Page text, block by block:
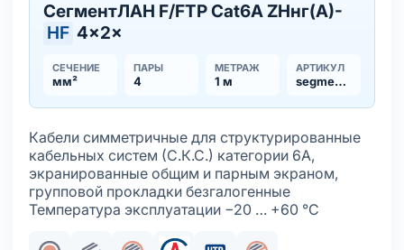
СегментЛАН F/FTP Cat6A ZHнг(А)-
HF 4×2×
СЕЧЕНИЕ
мм²
ПАРЫ
4
МЕТРАЖ
1 м
АРТИКУЛ
segmentlan-fftp-cat6a-zhnga-hf
Кабели симметричные для структурированные
кабельных систем (С.К.С.) категории 6A,
экранированные общим и парным экраном,
групповой прокладки безгалогенные
Температура эксплуатации −20 … +60 °С